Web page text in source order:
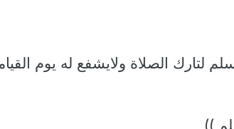
لتارك الصلاة ولايشفع له يوم
))